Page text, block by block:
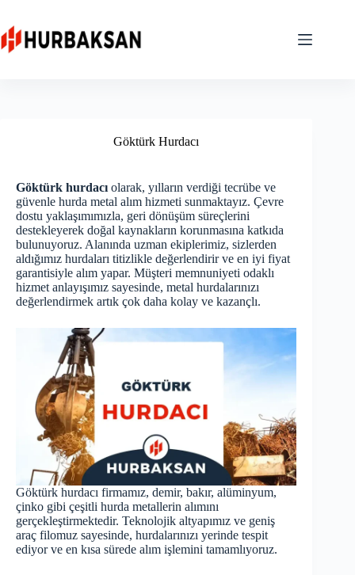
content
Göktürk Hurdacı
Göktürk hurdacı olarak, yılların verdiği tecrübe ve
güvenle hurda metal alım hizmeti sunmaktayız. Çevre
dostu yaklaşımımızla, geri dönüşüm süreçlerini
destekleyerek doğal kaynakların korunmasına katkıda
bulunuyoruz. Alanında uzman ekiplerimiz, sizlerden
aldığımız hurdaları titizlikle değerlendirir ve en iyi fiyat
garantisiyle alım yapar. Müşteri memnuniyeti odaklı
hizmet anlayışımız sayesinde, metal hurdalarınızı
değerlendirmek artık çok daha kolay ve kazançlı.
Göktürk hurdacı firmamız, demir, bakır, alüminyum,
çinko gibi çeşitli hurda metallerin alımını
gerçekleştirmektedir. Teknolojik altyapımız ve geniş
araç filomuz sayesinde, hurdalarınızı yerinde tespit
ediyor ve en kısa sürede alım işlemini tamamlıyoruz.